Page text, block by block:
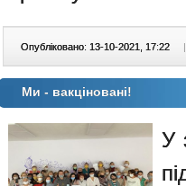
Опубліковано: 13-10-2021, 17:22 |
Ми - вакціновані!
У